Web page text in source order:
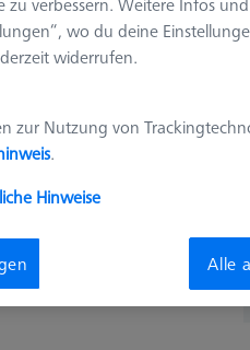
wo du deine
widerrufen.
zur Nutzung von
.
Hinweise
Alle